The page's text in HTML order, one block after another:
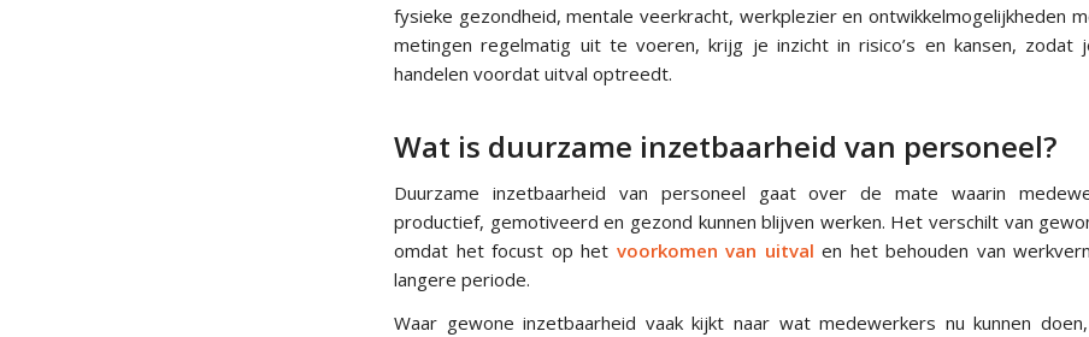
fysieke gezondheid, mentale veerkracht, werkplezier en ontwikkelmogelijkheden
metingen regelmatig uit te voeren, krijg je inzicht in risico’s en kansen, zodat
handelen voordat uitval optreedt.
Wat is duurzame inzetbaarheid van personeel?
Duurzame inzetbaarheid van personeel gaat over de mate waarin
productief, gemotiveerd en gezond kunnen blijven werken. Het verschilt van
omdat het focust op het voorkomen van uitval en het behouden van
langere periode.
Waar gewone inzetbaarheid vaak kijkt naar wat medewerkers nu kunnen